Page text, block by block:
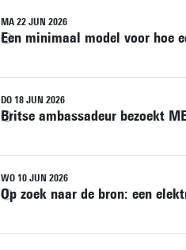
MA 22 JUN 2026
Een minimaal model voor hoe
DO 18 JUN 2026
Britse ambassadeur bezoekt
WO 10 JUN 2026
Op zoek naar de bron: een